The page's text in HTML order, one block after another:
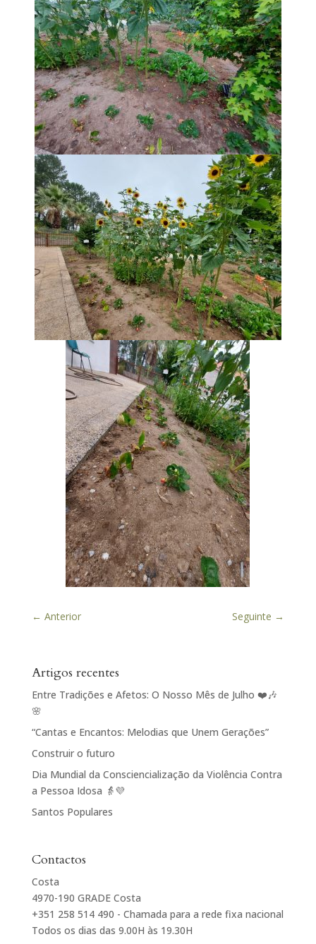
← Anterior Seguinte →
Artigos recentes
Entre Tradições e Afetos: O Nosso Mês de Julho ❤️🎶
🌸
“Cantas e Encantos: Melodias que Unem Gerações”
Construir o futuro
Dia Mundial da Consciencialização da Violência Contra
a Pessoa Idosa 👵💜
Santos Populares
Contactos
Costa
4970-190 GRADE Costa
+351 258 514 490 - Chamada para a rede fixa nacional
Todos os dias das 9.00H às 19.30H